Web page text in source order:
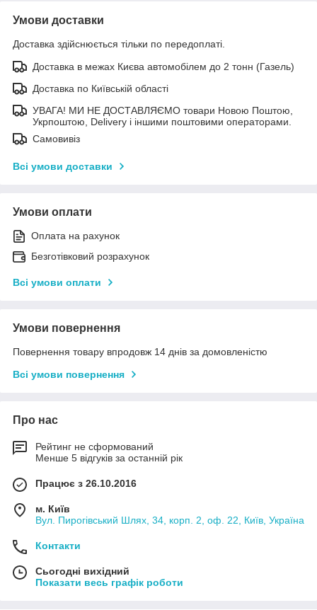
Умови доставки
Доставка здійснюється тільки по передоплаті.
Доставка в межах Києва автомобілем до 2 тонн (Газель)
Доставка по Київській області
УВАГА! МИ НЕ ДОСТАВЛЯЄМО товари Новою Поштою,
Укрпоштою, Delivery і іншими поштовими операторами.
Самовивіз
Всі умови доставки
Умови оплати
Оплата на рахунок
Безготівковий розрахунок
Всі умови оплати
Умови повернення
Повернення товару впродовж 14 днів за домовленістю
Всі умови повернення
Про нас
Рейтинг не сформований
Менше 5 відгуків за останній рік
Працює з 26.10.2016
м. Київ
Вул. Пирогівський Шлях, 34, корп. 2, оф. 22, Київ, Україна
Контакти
Сьогодні вихідний
Показати весь графік роботи